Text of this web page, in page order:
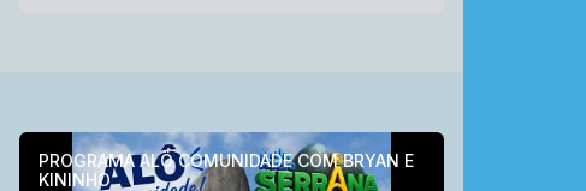
PROGRAMA ALÔ COMUNIDADE COM BRYAN E
KININHO